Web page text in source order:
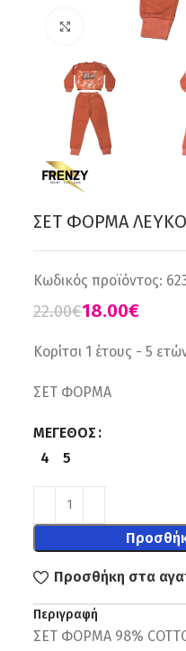
Click to enlarge
ΣΕΤ ΦΟΡΜΑ
Κωδικός προϊόντος:
22.00€18.00€
Κορίτσι 1 έτους - 5
ΣΕΤ ΦΟΡΜΑ
ΜΈΓΕΘΟΣ
4
5
Προσθήκη στα
Περιγραφή
ΣΕΤ ΦΟΡΜΑ 98%